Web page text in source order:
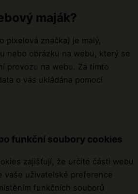
maják?
pixelová značka) je malý,
nebo obrázku na webu, který se
provozu na webu. Za tímto
o vás ukládána pomocí
funkční soubory cookies
zajišťují, že určité části webu
vaše uživatelské preference
funkčních souborů